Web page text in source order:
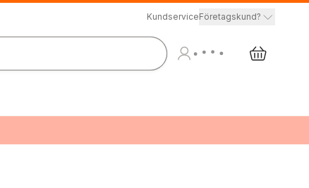
KundserviceFöretagskund?